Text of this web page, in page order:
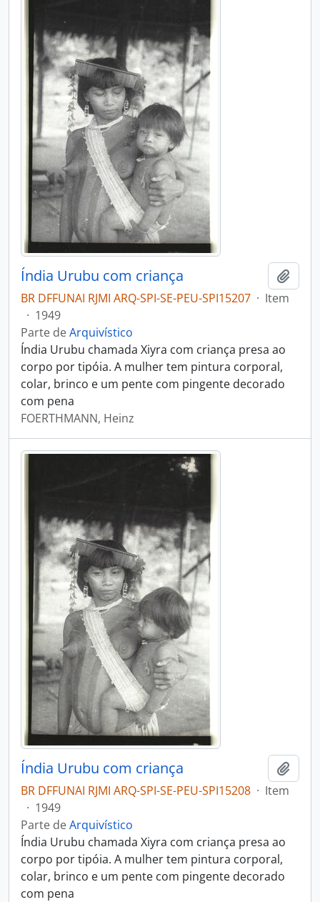
Índia Urubu com criança
BR DFFUNAI RJMI ARQ-SPI-SE-PEU-SPI15207 · Item
· 1949
Parte deArquivístico
Índia Urubu chamada Xiyra com criança presa ao
corpo por tipóia. A mulher tem pintura corporal,
colar, brinco e um pente com pingente decorado
com pena
FOERTHMANN, Heinz
Índia Urubu com criança
BR DFFUNAI RJMI ARQ-SPI-SE-PEU-SPI15208 · Item
· 1949
Parte deArquivístico
Índia Urubu chamada Xiyra com criança presa ao
corpo por tipóia. A mulher tem pintura corporal,
colar, brinco e um pente com pingente decorado
com pena